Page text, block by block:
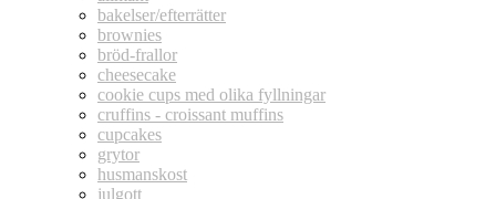
bakelser/efterrätter
brownies
bröd-frallor
cheesecake
cookie cups med olika fyllningar
cruffins - croissant muffins
cupcakes
grytor
husmanskost
julgott